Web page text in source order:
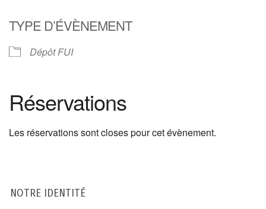
TYPE D’ÉVÈNEMENT
Dépôt FUI
Réservations
Les réservations sont closes pour cet évènement.
NOTRE IDENTITÉ